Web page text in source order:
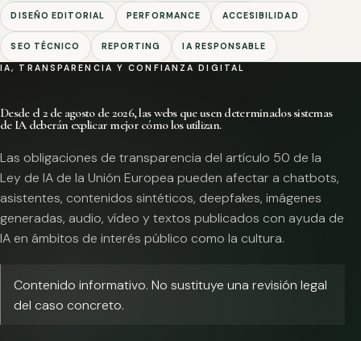
DISEÑO EDITORIAL PERFORMANCE ACCESIBILIDAD
SEO TÉCNICO REPORTING IA RESPONSABLE
IA, TRANSPARENCIA Y CONFIANZA DIGITAL
Desde el 2 de agosto de 2026, las webs que usen determinados sistemas
de IA deberán explicar mejor cómo los utilizan.
Las obligaciones de transparencia del artículo 50 de la
Ley de IA de la Unión Europea pueden afectar a chatbots,
asistentes, contenidos sintéticos, deepfakes, imágenes
generadas, audio, vídeo y textos publicados con ayuda de
IA en ámbitos de interés público como la cultura.
Contenido informativo. No sustituye una revisión legal
del caso concreto.